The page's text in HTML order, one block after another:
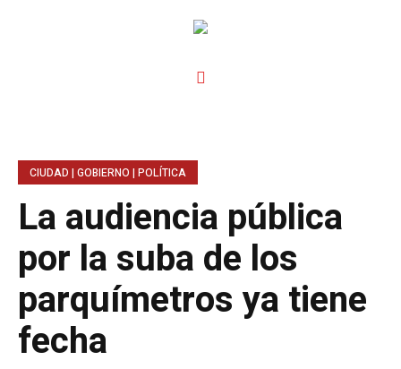
CIUDAD | GOBIERNO | POLÍTICA
La audiencia pública
por la suba de los
parquímetros ya tiene
fecha